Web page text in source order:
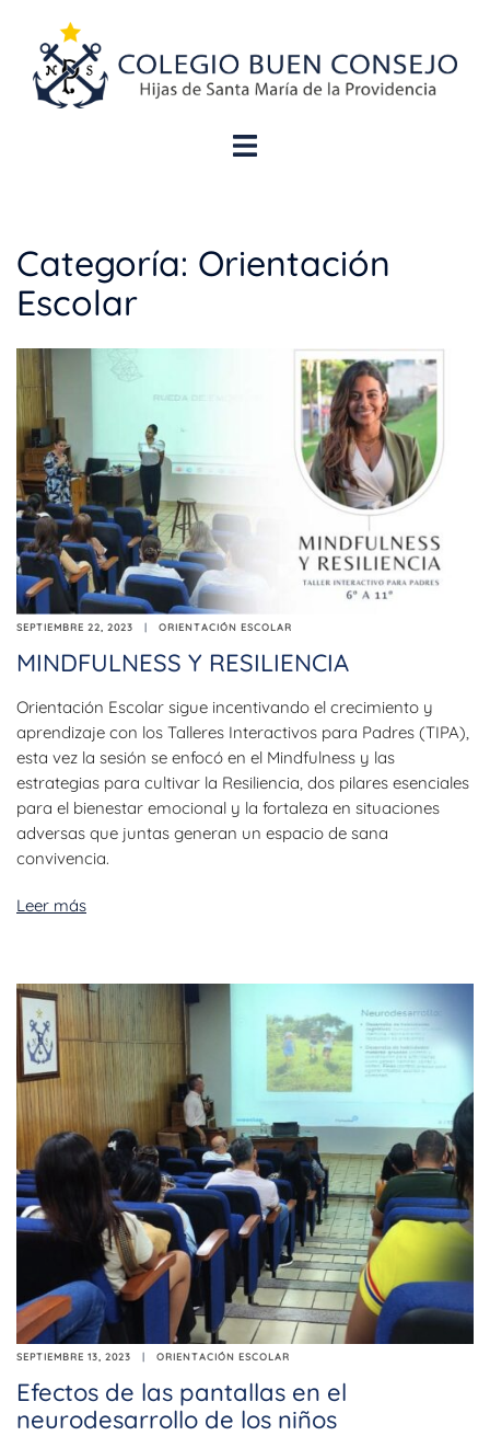
Categoría: Orientación
Escolar
SEPTIEMBRE 22, 2023 ORIENTACIÓN ESCOLAR
MINDFULNESS Y RESILIENCIA
Orientación Escolar sigue incentivando el crecimiento y
aprendizaje con los Talleres Interactivos para Padres (TIPA),
esta vez la sesión se enfocó en el Mindfulness y las
estrategias para cultivar la Resiliencia, dos pilares esenciales
para el bienestar emocional y la fortaleza en situaciones
adversas que juntas generan un espacio de sana
convivencia.
Leer más
SEPTIEMBRE 13, 2023 ORIENTACIÓN ESCOLAR
Efectos de las pantallas en el
neurodesarrollo de los niños